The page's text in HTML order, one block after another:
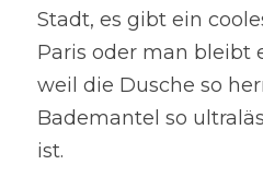
Stadt, es gibt ein
Paris oder man bleibt
weil die Dusche so
Bademantel so
ist.